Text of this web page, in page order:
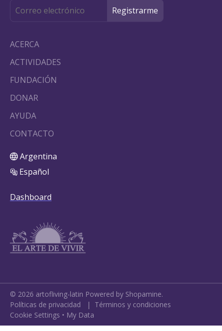
ACERCA
ACTIVIDADES
FUNDACIÓN
DONAR
AYUDA
CONTACTO
Argentina
Español
Dashboard
© 2026 artofliving-latin Powered by Shopamine.
Políticas de privacidad | Términos y condiciones
Cookie Settings • My Data